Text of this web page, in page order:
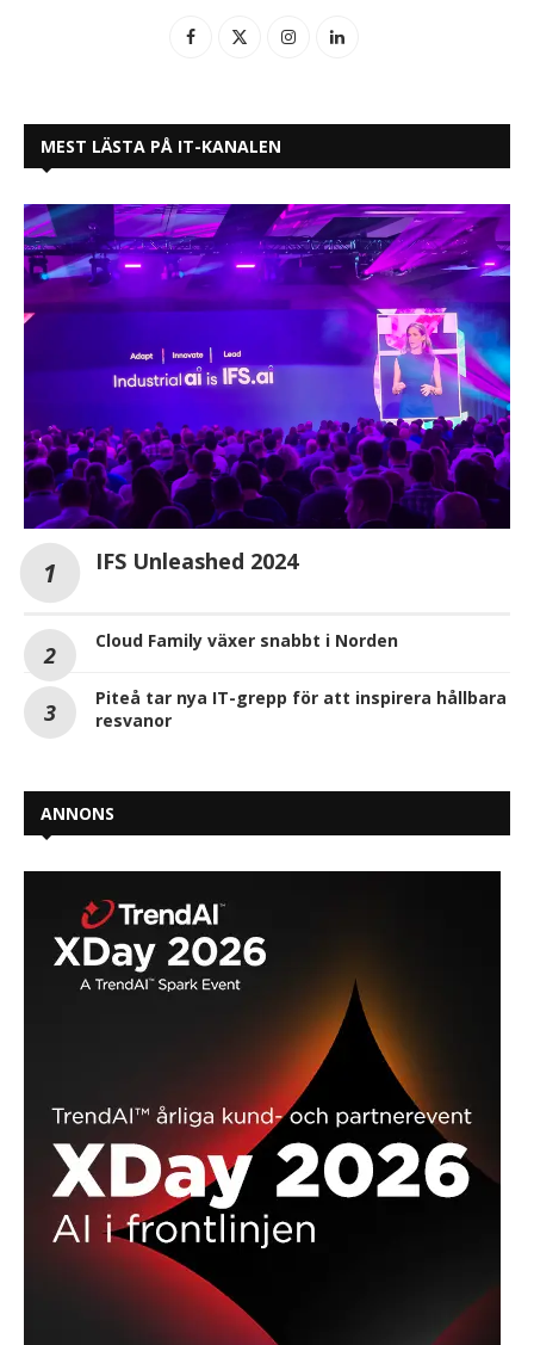
MEST LÄSTA PÅ IT-KANALEN
IFS Unleashed 2024
Cloud Family växer snabbt i Norden
Piteå tar nya IT-grepp för att inspirera hållbara
resvanor
ANNONS